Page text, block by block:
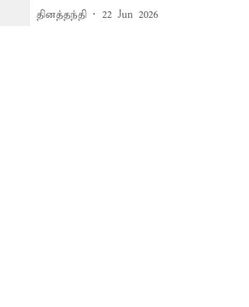
தினத்தந்தி 22 Jun 2026